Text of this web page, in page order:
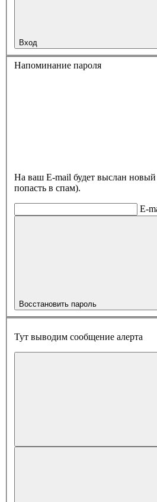
Вход
Напоминание пароля
На ваш E-mail будет выслан
попасть в спам).
E-
Восстановить пароль
Тут выводим сообщение алерта